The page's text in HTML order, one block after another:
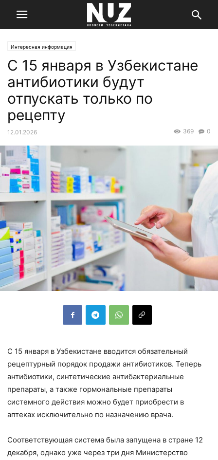
Интересная информация
С 15 января в Узбекистане
антибиотики будут
отпускать только по
рецепту
12.01.2026 0
369
С 15 января в Узбекистане вводится обязательный
рецептурный порядок продажи антибиотиков. Теперь
антибиотики, синтетические антибактериальные
препараты, а также гормональные препараты
системного действия можно будет приобрести в
аптеках исключительно по назначению врача.
Соответствующая система была запущена в стране 12
декабря, однако уже через три дня Министерство